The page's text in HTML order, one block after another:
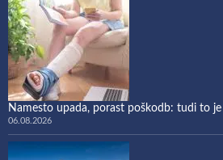
Namesto upada, porast poškodb: tudi to
06.08.2026